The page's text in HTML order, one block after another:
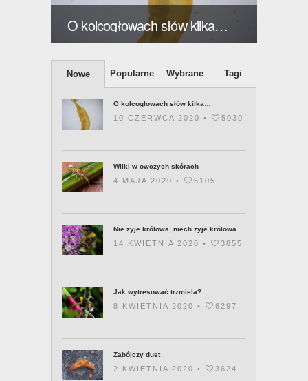
O kolcogłowach słów kilka…
Nowe Popularne Wybrane Tagi
O kolcogłowach słów kilka…
10 CZERWCA 2020 • 5030
Wilki w owczych skórach
4 MAJA 2020 • 5105
Nie żyje królowa, niech żyje królowa
14 KWIETNIA 2020 • 3855
Jak wytresować trzmiela?
8 KWIETNIA 2020 • 6297
Zabójczy duet
2 KWIETNIA 2020 • 3624